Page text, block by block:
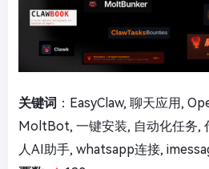
关键词 ：EasyClaw, 聊天应用,
MoltBot, 一键安装, 自动化任务,
人AI助手, whatsapp连接,